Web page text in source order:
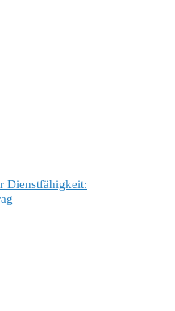
Dienstfähigkeit: